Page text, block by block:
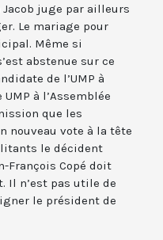
juge par ailleurs
Le mariage pour
Même si
abstenue sur ce
de l’UMP à
à l’Assemblée
que les
nouveau vote à la tête
le décident
François Copé doit
Il n’est pas utile de
le président de